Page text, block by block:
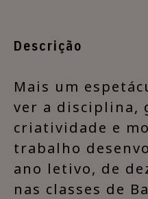
Descrição
​Mais um
ver a disciplina,
criatividade e
trabalho
ano letivo, de
nas classes de